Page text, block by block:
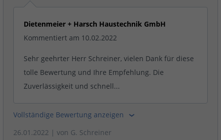
Dietenmeier + Harsch Haustechnik GmbH
Kommentiert am 10.02.2022
Sehr geehrter Herr Schreiner, vielen Dank für diese
tolle Bewertung und Ihre Empfehlung. Die
Zuverlässigkeit und schnell...
Vollständige Bewertung anzeigen
26.01.2022 | von G. Schreiner